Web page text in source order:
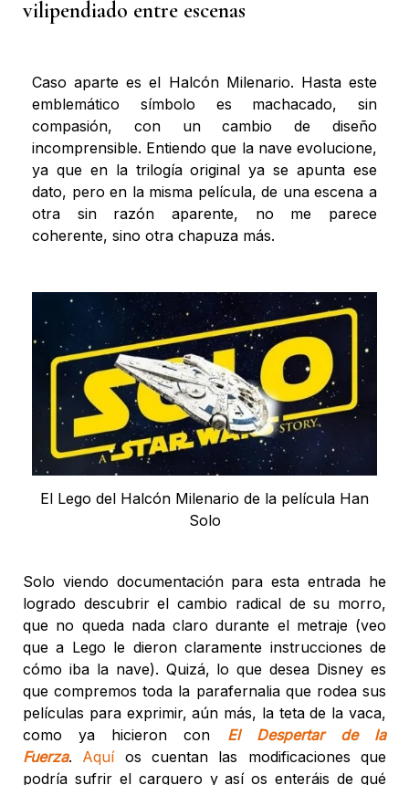
vilipendiado entre escenas
Caso aparte es el Halcón Milenario. Hasta este
emblemático símbolo es machacado, sin
compasión, con un cambio de diseño
incomprensible. Entiendo que la nave evolucione,
ya que en la trilogía original ya se apunta ese
dato, pero en la misma película, de una escena a
otra sin razón aparente, no me parece
coherente, sino otra chapuza más.
El Lego del Halcón Milenario de la película Han
Solo
Solo viendo documentación para esta entrada he
logrado descubrir el cambio radical de su morro,
que no queda nada claro durante el metraje (veo
que a Lego le dieron claramente instrucciones de
cómo iba la nave). Quizá, lo que desea Disney es
que compremos toda la parafernalia que rodea sus
películas para exprimir, aún más, la teta de la vaca,
como ya hicieron con El Despertar de la
Fuerza. Aquíos cuentan las modificaciones que
podría sufrir el carguero y así os enteráis de qué